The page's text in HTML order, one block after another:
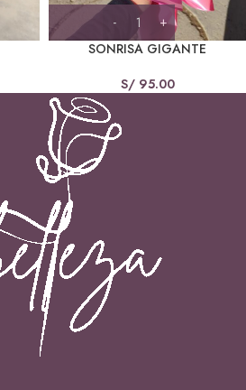
SONRISA GIGANTE
S/95.00